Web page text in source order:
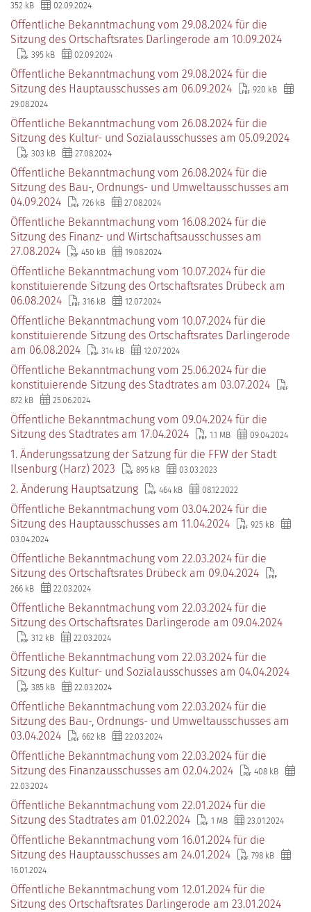
352 kB 02.09.2024
Öffentliche Bekanntmachung vom 29.08.2024 für die
Sitzung des Ortschaftsrates Darlingerode am 10.09.2024
395 kB 02.09.2024
Öffentliche Bekanntmachung vom 29.08.2024 für die
Sitzung des Hauptausschusses am 06.09.2024
920 kB
29.08.2024
Öffentliche Bekanntmachung vom 26.08.2024 für die
Sitzung des Kultur- und Sozialausschusses am 05.09.2024
303 kB 27.08.2024
Öffentliche Bekanntmachung vom 26.08.2024 für die
Sitzung des Bau-, Ordnungs- und Umweltausschusses am
04.09.2024
726 kB 27.08.2024
Öffentliche Bekanntmachung vom 16.08.2024 für die
Sitzung des Finanz- und Wirtschaftsausschusses am
27.08.2024
450 kB 19.08.2024
Öffentliche Bekanntmachung vom 10.07.2024 für die
konstituierende Sitzung des Ortschaftsrates Drübeck am
06.08.2024
316 kB 12.07.2024
Öffentliche Bekanntmachung vom 10.07.2024 für die
konstituierende Sitzung des Ortschaftsrates Darlingerode
am 06.08.2024
314 kB 12.07.2024
Öffentliche Bekanntmachung vom 25.06.2024 für die
konstituierende Sitzung des Stadtrates am 03.07.2024
872 kB 25.06.2024
Öffentliche Bekanntmachung vom 09.04.2024 für die
Sitzung des Stadtrates am 17.04.2024
1.1 MB 09.04.2024
1. Änderungssatzung der Satzung für die FFW der Stadt
Ilsenburg (Harz) 2023
895 kB 03.03.2023
2. Änderung Hauptsatzung 464 kB 08.12.2022
Öffentliche Bekanntmachung vom 03.04.2024 für die
Sitzung des Hauptausschusses am 11.04.2024
925 kB
03.04.2024
Öffentliche Bekanntmachung vom 22.03.2024 für die
Sitzung des Ortschaftsrates Drübeck am 09.04.2024
266 kB 22.03.2024
Öffentliche Bekanntmachung vom 22.03.2024 für die
Sitzung des Ortschaftsrates Darlingerode am 09.04.2024
312 kB 22.03.2024
Öffentliche Bekanntmachung vom 22.03.2024 für die
Sitzung des Kultur- und Sozialausschusses am 04.04.2024
385 kB 22.03.2024
Öffentliche Bekanntmachung vom 22.03.2024 für die
Sitzung des Bau-, Ordnungs- und Umweltausschusses am
03.04.2024
662 kB 22.03.2024
Öffentliche Bekanntmachung vom 22.03.2024 für die
Sitzung des Finanzausschusses am 02.04.2024
408 kB
22.03.2024
Öffentliche Bekanntmachung vom 22.01.2024 für die
Sitzung des Stadtrates am 01.02.2024
1 MB 23.01.2024
Öffentliche Bekanntmachung vom 16.01.2024 für die
Sitzung des Hauptausschusses am 24.01.2024
798 kB
16.01.2024
Öffentliche Bekanntmachung vom 12.01.2024 für die
Sitzung des Ortschaftsrates Darlingerode am 23.01.2024